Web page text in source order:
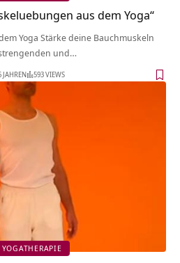
aus dem Yoga“
Yoga Stärke deine Bauchmuskeln
und…
JAHREN 593 VIEWS
YOGATHERAPIE